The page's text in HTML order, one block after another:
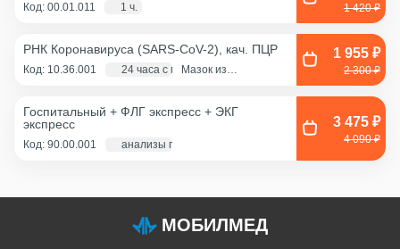
Код: 00.01.011 1 ч. 1 420 ₽
РНК Коронавируса (SARS-CoV-2), кач. ПЦР
Код: 10.36.001 24 часа с момента взятия биоматериала
Мазок из
1 955 ₽
2 300 ₽
Госпитальный + ФЛГ экспресс + ЭКГ
экспресс
Код: 90.00.001 анализы по крови - 1 д., экг и флг - 1 час
3 475 ₽
4 090 ₽
МОБИЛМЕД